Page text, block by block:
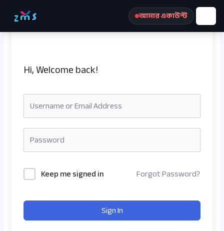
আমার একাউন্ট
Hi, Welcome back!
Keep me signed in Forgot Password?
Sign In